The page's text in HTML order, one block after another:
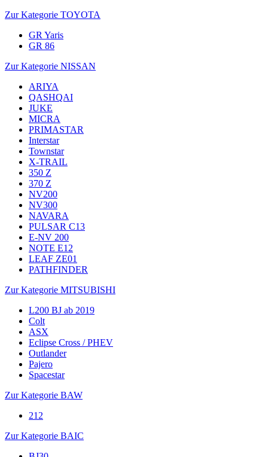
Zur Kategorie TOYOTA
GR Yaris
GR 86
Zur Kategorie NISSAN
ARIYA
QASHQAI
JUKE
MICRA
PRIMASTAR
Interstar
Townstar
X-TRAIL
350 Z
370 Z
NV200
NV300
NAVARA
PULSAR C13
E-NV 200
NOTE E12
LEAF ZE01
PATHFINDER
Zur Kategorie MITSUBISHI
L200 BJ ab 2019
Colt
ASX
Eclipse Cross / PHEV
Outlander
Pajero
Spacestar
Zur Kategorie BAW
212
Zur Kategorie BAIC